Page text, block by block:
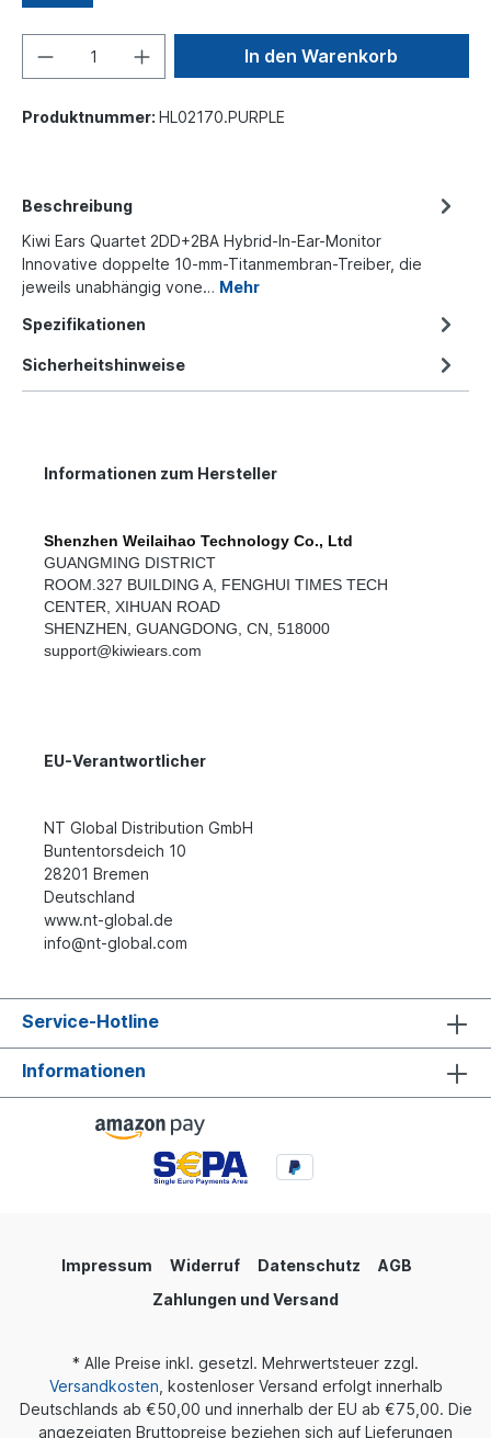
In den Warenkorb
Produktnummer: HL02170.PURPLE
Beschreibung
Kiwi Ears Quartet 2DD+2BA Hybrid-In-Ear-Monitor
Innovative doppelte 10-mm-Titanmembran-Treiber, die
jeweils unabhängig vone… Mehr
Spezifikationen
Sicherheitshinweise
Informationen zum Hersteller
Shenzhen Weilaihao Technology Co., Ltd
GUANGMING DISTRICT
ROOM.327 BUILDING A, FENGHUI TIMES TECH
CENTER, XIHUAN ROAD
SHENZHEN GUANGDONG CN 518000
support@kiwiears.com
EU-Verantwortlicher
NT Global Distribution GmbH
Buntentorsdeich 10
28201 Bremen
Deutschland
www.nt-global.de
info@nt-global.com
Service-Hotline
Informationen
Impressum Widerruf Datenschutz
AGB
Zahlungen und Versand
* Alle Preise inkl. gesetzl. Mehrwertsteuer zzgl.
Versandkosten , kostenloser Versand erfolgt innerhalb
Deutschlands ab €50,00 und innerhalb der EU ab €75,00. Die
angezeigten Bruttopreise beziehen sich auf Lieferungen